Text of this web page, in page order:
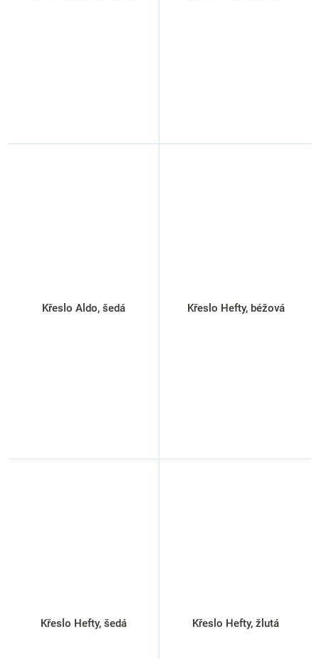
Křeslo Aldo, šedá Křeslo Hefty, béžová
Křeslo Hefty, šedá Křeslo Hefty, žlutá